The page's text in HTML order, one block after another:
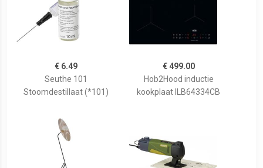
€ 6.49
Seuthe 101
Stoomdestillaat (*101)
€ 499.00
Hob2Hood inductie
kookplaat ILB64334CB